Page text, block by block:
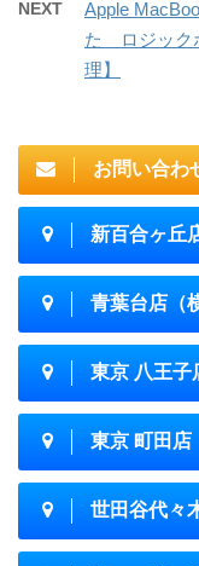
NEXT
Apple
た ロジック
理】
お問い合わ
新百合ヶ丘
青葉台店（
東京 八王子
東京 町田店
世田谷代々